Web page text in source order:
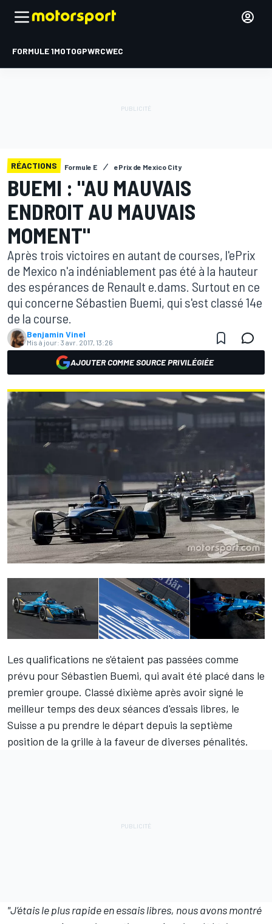
FORMULE 1MOTOGPWRCWEC
RÉACTIONS Formule E ePrix de Mexico City
BUEMI : "AU MAUVAIS
ENDROIT AU MAUVAIS
MOMENT"
Après trois victoires en autant de courses, l'ePrix
de Mexico n'a indéniablement pas été à la hauteur
des espérances de Renault e.dams. Surtout en ce
qui concerne Sébastien Buemi, qui s'est classé 14e
de la course.
Benjamin Vinel
Mis à jour: 3 avr. 2017, 13:26
AJOUTER COMME SOURCE PRIVILÉGIÉE
Les qualifications ne s'étaient pas passées comme
prévu pourSébastien Buemi, qui avait été placé dans le
premier groupe. Classé dixième après avoir signé le
meilleur temps des deux séances d'essais libres, le
Suisse a pu prendre le départ depuis la septième
position de la grille à la faveur de diverses pénalités.
"J’étais le plus rapide en essais libres, nous avons montré